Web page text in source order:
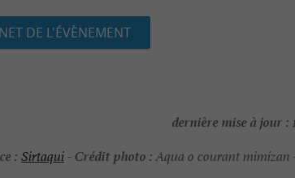
DE L'ÉVÈNEMENT
dernière mise à jour :
: Sirtaqui-Crédit photo :Aqua o courant mimizan